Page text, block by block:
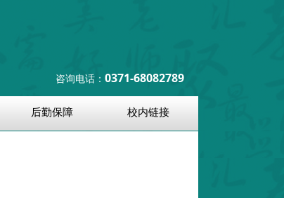
0371-68082789
咨询电话：
后勤保障 校内链接